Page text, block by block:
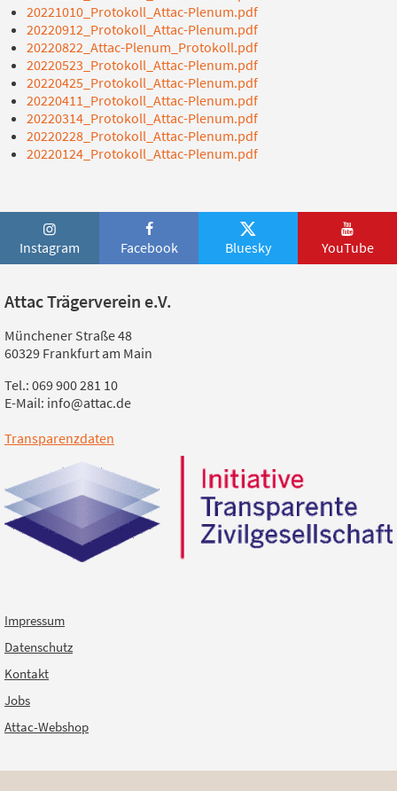
20221010_Protokoll_Attac-Plenum.pdf
20220912_Protokoll_Attac-Plenum.pdf
20220822_Attac-Plenum_Protokoll.pdf
20220523_Protokoll_Attac-Plenum.pdf
20220425_Protokoll_Attac-Plenum.pdf
20220411_Protokoll_Attac-Plenum.pdf
20220314_Protokoll_Attac-Plenum.pdf
20220228_Protokoll_Attac-Plenum.pdf
20220124_Protokoll_Attac-Plenum.pdf
Instagram Facebook Bluesky YouTube
Attac Trägerverein e.V.
Münchener Straße 48
60329 Frankfurt am Main
Tel.: 069 900 281 10
E-Mail: info@attac.de
Transparenzdaten
Impressum
Datenschutz
Kontakt
Jobs
Attac-Webshop